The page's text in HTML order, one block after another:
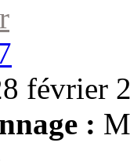
février
: